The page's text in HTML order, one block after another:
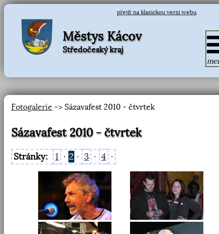
přejít na klasickou verzi webu
Městys Kácov
Středočeský kraj
Fotogalerie -> Sázavafest 2010 - čtvrtek
Sázavafest 2010 - čtvrtek
Stránky: 1 · 2 · 3 · 4 ·